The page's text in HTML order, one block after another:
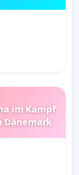
im Kampf
Dänemark